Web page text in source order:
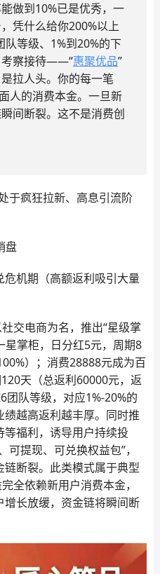
做到10%已是优秀，一
凭什么给你200%以上
队等级、1%到20%的下
考察接待——“惠聚优品”
拉人头。你的每一笔
人的消费本金。一旦新
间断裂。这不是消费创
于疯狂拉新、高息引流阶
盘
机期（高额返利吸引大量
交电商为名，推出“星级掌
星掌柜，日分红5元，周期8
）；消费28888元成为百
天（总返利60000元，返
团队等级，对应1%-20%的
越高返利越丰厚。同时推
福利，诱导用户持续投
可提现、可兑换权益包”，
断裂。此类模式属于典型
全依赖新用户消费本金，
长放缓，资金链将瞬间断